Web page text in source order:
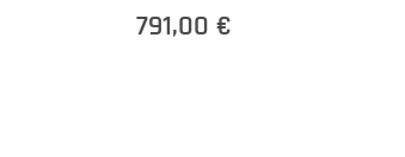
791,00 €